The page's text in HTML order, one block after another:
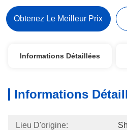
Obtenez Le Meilleur Prix
Informations Détaillées
Informations
Lieu D'origine: